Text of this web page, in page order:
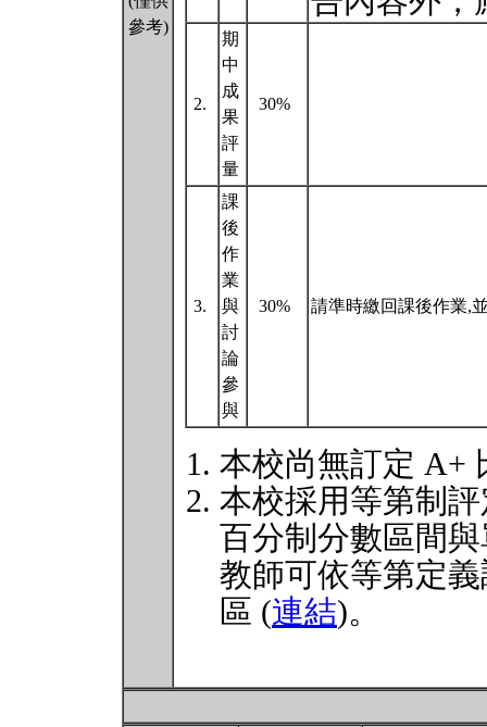
參考)
2.
期
中
成
果
評
量
30%
3.
課
後
作
業
與
討
論
參
與
30% 請準時繳回課後作業,
本校尚無訂定 A+
本校採用等第制
百分制分數區間
教師可依等第定
區 (連結)。